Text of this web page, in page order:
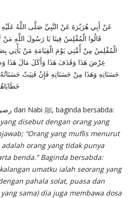
عَنْ أَبِي هُرَيْرَةَ عَنْ النَّبِيِّ صَلَّى اللَّهُ
قَالُوا الْمُفْلِسُ فِينَا يَا رَسُولَ اللَّهِ مَنْ
الْمُفْلِسُ مِنْ أُمَّتِي يَوْمَ الْقِيَامَةِ مَنْ يَأْتِي
عِرْضَ هَذَا وَقَذَفَ هَذَا وَأَكَلَ مَالَ هَذَا
حَسَنَاتِهِ وَهَذَا مِنْ حَسَنَاتِهِ فَإِنْ فَنِيَتْ
Dari Abu Hurairah رضي الله عنه dari Nabi ﷺ, baginda bersabda:
disebut dengan orang yang
“Orang yang muflis menurut
benda.” Baginda bersabda:
umatku ialah seorang yang
pahala solat, puasa dan
sama) dia juga membawa dosa